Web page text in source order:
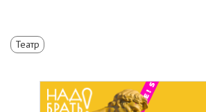
Театр